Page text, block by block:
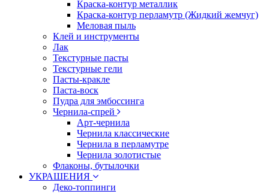
Краска-контур металлик
Краска-контур перламутр (Жидкий жемчуг)
Меловая пыль
Клей и инструменты
Лак
Текстурные пасты
Текстурные гели
Пасты-кракле
Паста-воск
Пудра для эмбоссинга
Чернила-спрей
Арт-чернила
Чернила классические
Чернила в перламутре
Чернила золотистые
Флаконы, бутылочки
УКРАШЕНИЯ
Деко-топпинги